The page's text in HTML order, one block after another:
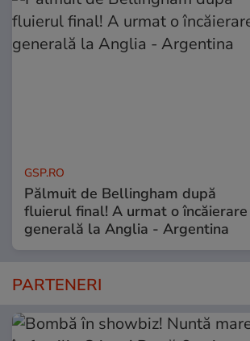
GSP.RO
Pălmuit de Bellingham după
fluierul final! A urmat o încăierare
generală la Anglia - Argentina
PARTENERI